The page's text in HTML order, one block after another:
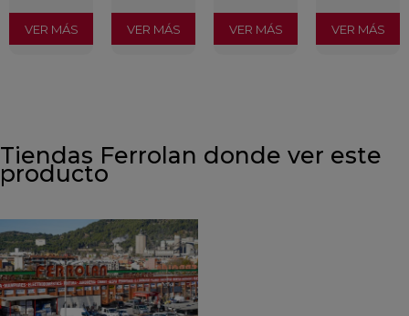
VER MÁS VER MÁS VER MÁS VER MÁS
Tiendas Ferrolan donde ver este
producto